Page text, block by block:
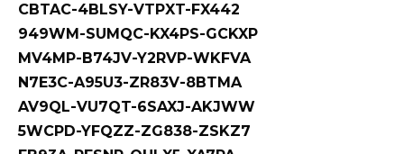
CBTAC-4BLSY-VTPXT-FX442
949WM-SUMQC-KX4PS-GCKXP
MV4MP-B74JV-Y2RVP-WKFVA
N7E3C-A95U3-ZR83V-8BTMA
AV9QL-VU7QT-6SAXJ-AKJWW
5WCPD-YFQZZ-ZG838-ZSKZ7